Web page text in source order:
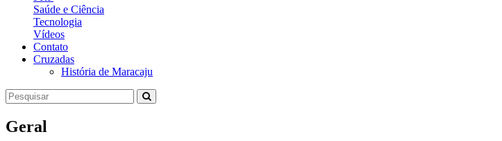
Saúde e Ciência
Tecnologia
Vídeos
Contato
Cruzadas
História de Maracaju
Geral